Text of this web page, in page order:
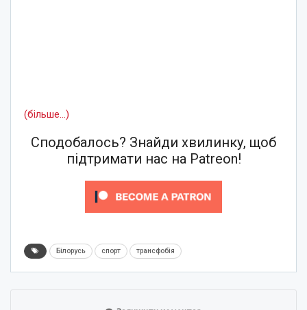
(більше…)
Сподобалось? Знайди хвилинку, щоб
підтримати нас на Patreon!
Білорусь спорт трансфобія